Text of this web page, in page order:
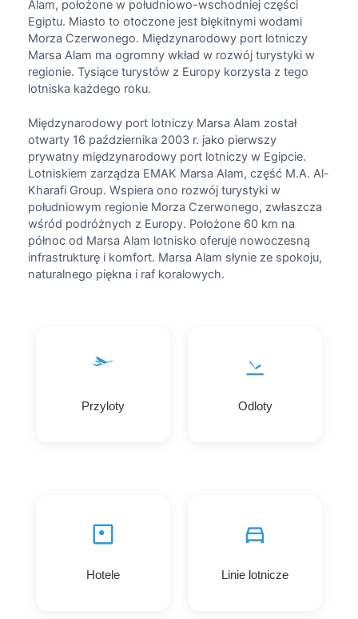
Alam, położone w południowo-wschodniej części
Egiptu. Miasto to otoczone jest błękitnymi wodami
Morza Czerwonego. Międzynarodowy port lotniczy
Marsa Alam ma ogromny wkład w rozwój turystyki w
regionie. Tysiące turystów z Europy korzysta z tego
lotniska każdego roku.
Międzynarodowy port lotniczy Marsa Alam został
otwarty 16 października 2003 r. jako pierwszy
prywatny międzynarodowy port lotniczy w Egipcie.
Lotniskiem zarządza EMAK Marsa Alam, część M.A. Al-
Kharafi Group. Wspiera ono rozwój turystyki w
południowym regionie Morza Czerwonego, zwłaszcza
wśród podróżnych z Europy. Położone 60 km na
północ od Marsa Alam lotnisko oferuje nowoczesną
infrastrukturę i komfort. Marsa Alam słynie ze spokoju,
naturalnego piękna i raf koralowych.
Przyloty Odloty
Hotele Linie lotnicze